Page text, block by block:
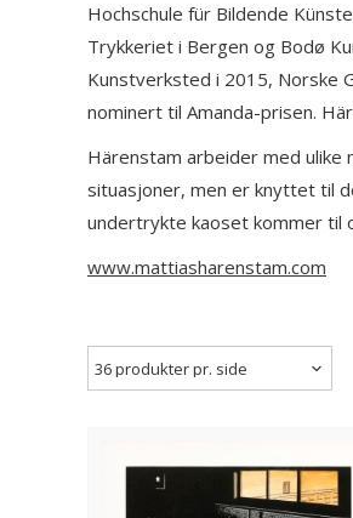
Hochschule für Bildende
Trykkeriet i Bergen og Bodø
Kunstverksted i 2015, Norske
nominert til Amanda-prisen.
Härenstam arbeider med ulike
situasjoner, men er knyttet til
undertrykte kaoset kommer til
www.mattiasharenstam.com